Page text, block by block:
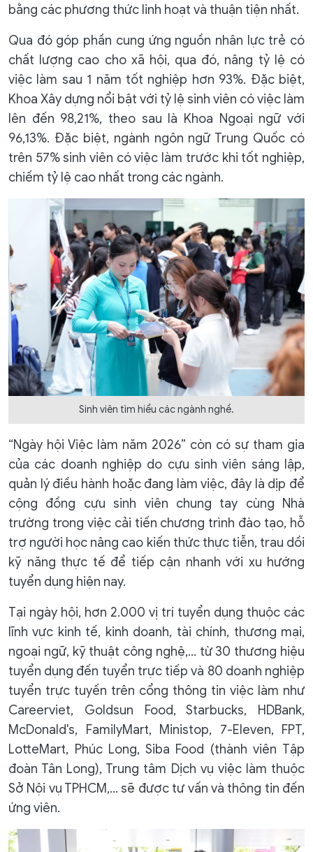
bằng các phương thức linh hoạt và thuận tiện nhất.
Qua đó góp phần cung ứng nguồn nhân lực trẻ có
chất lượng cao cho xã hội, qua đó, nâng tỷ lệ có
việc làm sau 1 năm tốt nghiệp hơn 93%. Đặc biệt,
Khoa Xây dựng nổi bật với tỷ lệ sinh viên có việc làm
lên đến 98,21%, theo sau là Khoa Ngoại ngữ với
96,13%. Đặc biệt, ngành ngôn ngữ Trung Quốc có
trên 57% sinh viên có việc làm trước khi tốt nghiệp,
chiếm tỷ lệ cao nhất trong các ngành.
Sinh viên tìm hiểu các ngành nghề.
“Ngày hội Việc làm năm 2026” còn có sự tham gia
của các doanh nghiệp do cựu sinh viên sáng lập,
quản lý điều hành hoặc đang làm việc, đây là dịp để
cộng đồng cựu sinh viên chung tay cùng Nhà
trường trong việc cải tiến chương trình đào tạo, hỗ
trợ người học nâng cao kiến thức thực tiễn, trau dồi
kỹ năng thực tế để tiếp cận nhanh với xu hướng
tuyển dụng hiện nay.
Tại ngày hội, hơn 2.000 vị trí tuyển dụng thuộc các
lĩnh vực kinh tế, kinh doanh, tài chính, thương mại,
ngoại ngữ, kỹ thuật công nghệ,… từ 30 thương hiệu
tuyển dụng đến tuyển trực tiếp và 80 doanh nghiệp
tuyển trực tuyến trên cổng thông tin việc làm như
Careerviet, Goldsun Food, Starbucks, HDBank,
McDonald's, FamilyMart, Ministop, 7-Eleven, FPT,
LotteMart, Phúc Long, Siba Food (thành viên Tập
đoàn Tân Long), Trung tâm Dịch vụ việc làm thuộc
Sở Nội vụ TPHCM,… sẽ được tư vấn và thông tin đến
ứng viên.